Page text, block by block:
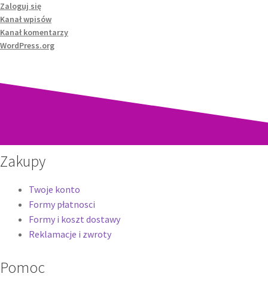
Zaloguj się
Kanał wpisów
Kanał komentarzy
WordPress.org
Zakupy
Twoje konto
Formy płatnosci
Formy i koszt dostawy
Reklamacje i zwroty
Pomoc